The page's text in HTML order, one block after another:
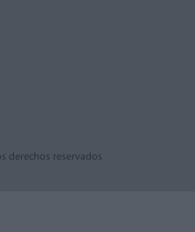
derechos reservados